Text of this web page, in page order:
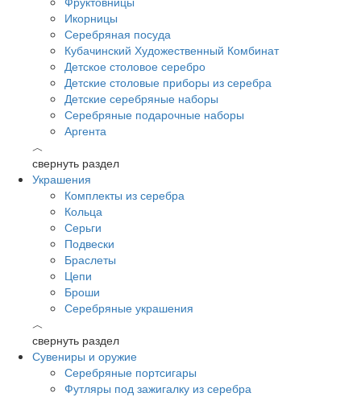
Икорницы
Серебряная посуда
Кубачинский Художественный Комбинат
Детское столовое серебро
Детские столовые приборы из серебра
Детские серебряные наборы
Серебряные подарочные наборы
Аргента
︿
свернуть раздел
Украшения
Комплекты из серебра
Кольца
Серьги
Подвески
Браслеты
Цепи
Броши
Серебряные украшения
︿
свернуть раздел
Сувениры и оружие
Серебряные портсигары
Футляры под зажигалку из серебра